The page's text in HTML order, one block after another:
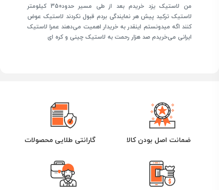
من لاستیک یزد خریدم بعد از طی مسیر حدود350 کیلومتر
لاستیک ترکید پیش هر نمایندگی بردم قبول نکردند لاستیک عوض
کنند اگه میدونستم اینقدر به خریدار اهمیت می‌دهند عمرا لاستیک
ایرانی می‌خریدم صد هزار رحمت به لاستیک چینی و کره ای
ضمانت اصل بودن کالا گارانتی طلایی محصولات